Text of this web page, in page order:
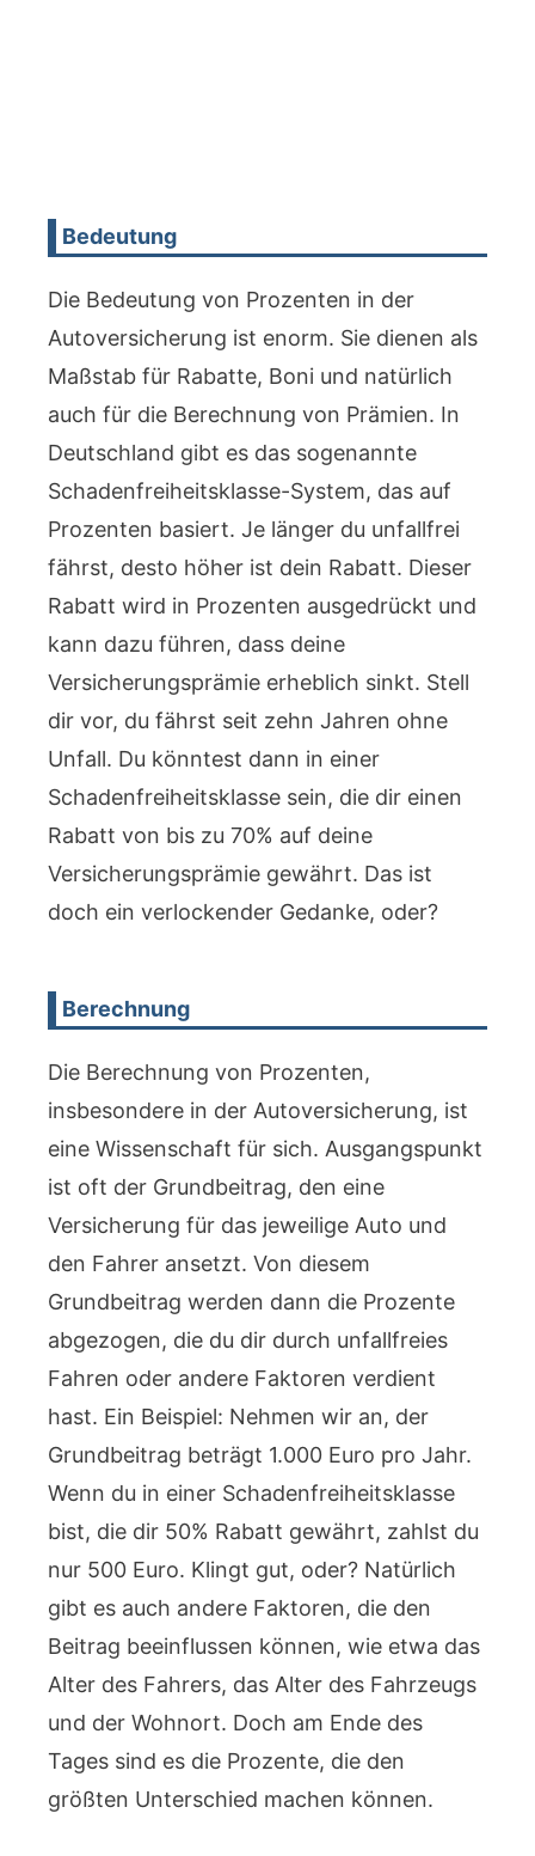
Bedeutung
Die Bedeutung von Prozenten in der
Autoversicherung ist enorm. Sie dienen als
Maßstab für Rabatte, Boni und natürlich
auch für die Berechnung von Prämien. In
Deutschland gibt es das sogenannte
Schadenfreiheitsklasse-System, das auf
Prozenten basiert. Je länger du unfallfrei
fährst, desto höher ist dein Rabatt. Dieser
Rabatt wird in Prozenten ausgedrückt und
kann dazu führen, dass deine
Versicherungsprämie erheblich sinkt. Stell
dir vor, du fährst seit zehn Jahren ohne
Unfall. Du könntest dann in einer
Schadenfreiheitsklasse sein, die dir einen
Rabatt von bis zu 70% auf deine
Versicherungsprämie gewährt. Das ist
doch ein verlockender Gedanke, oder?
Berechnung
Die Berechnung von Prozenten,
insbesondere in der Autoversicherung, ist
eine Wissenschaft für sich. Ausgangspunkt
ist oft der Grundbeitrag, den eine
Versicherung für das jeweilige Auto und
den Fahrer ansetzt. Von diesem
Grundbeitrag werden dann die Prozente
abgezogen, die du dir durch unfallfreies
Fahren oder andere Faktoren verdient
hast. Ein Beispiel: Nehmen wir an, der
Grundbeitrag beträgt 1.000 Euro pro Jahr.
Wenn du in einer Schadenfreiheitsklasse
bist, die dir 50% Rabatt gewährt, zahlst du
nur 500 Euro. Klingt gut, oder? Natürlich
gibt es auch andere Faktoren, die den
Beitrag beeinflussen können, wie etwa das
Alter des Fahrers, das Alter des Fahrzeugs
und der Wohnort. Doch am Ende des
Tages sind es die Prozente, die den
größten Unterschied machen können.